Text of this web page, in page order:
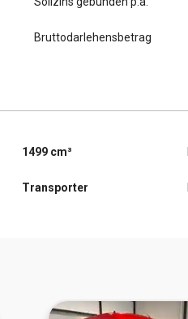
Bruttodarlehensbetrag
1499 cm³
Transporter